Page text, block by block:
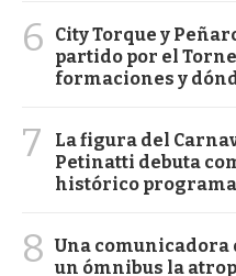
6
City Torque y
partido por el
formaciones y
7
La figura del
Petinatti debuta
histórico programa
8 Una comunicadora
un ómnibus la